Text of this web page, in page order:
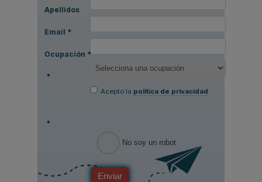
Apellidos
Email *
Ocupación *
*
Acepto la política de privacidad.
*
No soy un robot
Enviar